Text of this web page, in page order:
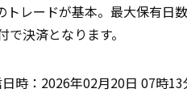
トレードが基本。最大保有日
決済となります。
時：2026年02月20日 07時13